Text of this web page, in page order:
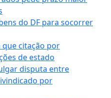
do DF para socorrer
citação por
de estado
disputa entre
por